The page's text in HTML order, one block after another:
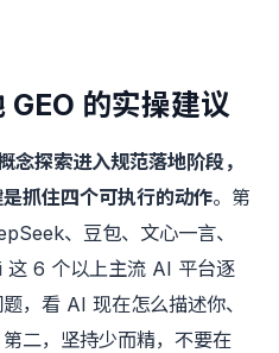
的实操建议
探索进入规范落地阶段，
抓住四个可执行的动作。第
、豆包、文心一言、
这 6 个以上主流 AI 平台逐
，看 AI 现在怎么描述你、
二，坚持少而精，不要在